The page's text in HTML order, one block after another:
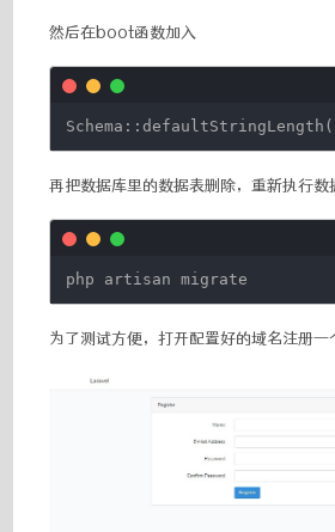
然后在boot函数加入
再把数据库里的数据表删除，重新执行数
php artisan migrate
为了测试方便，打开配置好的域名注册一